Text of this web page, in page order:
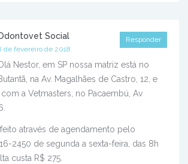
Responder
Social
de fevereiro de 2018
Nestor, em SP nossa matriz está no
na Av. Magalhães de Castro, 12, e
a Vetmasters, no Pacaembú, Av
através de agendamento pelo
2450 de segunda a sexta-feira, das 8h
custa R$ 275.